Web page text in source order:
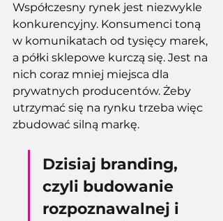
Współczesny rynek jest niezwykle
konkurencyjny. Konsumenci toną
w komunikatach od tysięcy marek,
a półki sklepowe kurczą się. Jest na
nich coraz mniej miejsca dla
prywatnych producentów. Żeby
utrzymać się na rynku trzeba więc
zbudować silną markę.
Dzisiaj branding,
czyli budowanie
rozpoznawalnej i